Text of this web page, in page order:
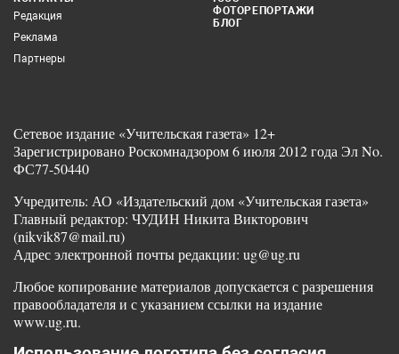
Редакция
Реклама
Партнеры
ФОТОРЕПОРТАЖИ
БЛОГ
Сетевое издание «Учительская газета» 12+
Зарегистрировано Роскомнадзором 6 июля 2012 года Эл No.
ФС77-50440
Учредитель: АО «Издательский дом «Учительская газета»
Главный редактор: ЧУДИН Никита Викторович
(nikvik87@mail.ru)
Адрес электронной почты редакции: ug@ug.ru
Любое копирование материалов допускается с разрешения
правообладателя и с указанием ссылки на издание
www.ug.ru.